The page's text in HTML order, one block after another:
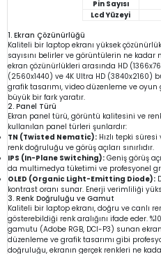
Pin Sayısı
Lcd Yüzeyi
1. Ekran Çözünürlüğü
Kaliteli bir laptop ekranı yüksek
sayısını belirler ve görüntülerin ne kadar
ekran çözünürlükleri arasında HD
(2560x1440) ve 4K Ultra HD (3840x2160)
grafik tasarımı, video düzenleme ve
büyük bir fark yaratır.
2. Panel Türü
Ekran panel türü, görüntü kalitesini ve
kullanılan panel türleri şunlardır:
TN (Twisted Nematic): Hızlı tepki
renk doğruluğu ve görüş açıları sınırlıdır.
IPS (In-Plane Switching): Geniş görüş
da multimedya tüketimi ve profesyonel
OLED (Organic Light-Emitting Diode):
kontrast oranı sunar. Enerji verimliliği
3. Renk Doğruluğu ve Gamut
Kaliteli bir laptop ekranı, doğru ve canlı
gösterebildiği renk aralığını ifade eder.
gamutu (Adobe RGB, DCI-P3) sunan
düzenleme ve grafik tasarımı gibi
doğruluğu, ekranın gerçek renkleri ne